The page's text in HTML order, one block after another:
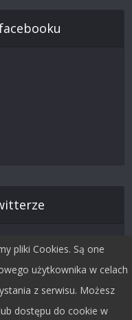
pliki Cookies. Są one
użytkownika w celach
z serwisu. Możesz
dostępu do cookie w